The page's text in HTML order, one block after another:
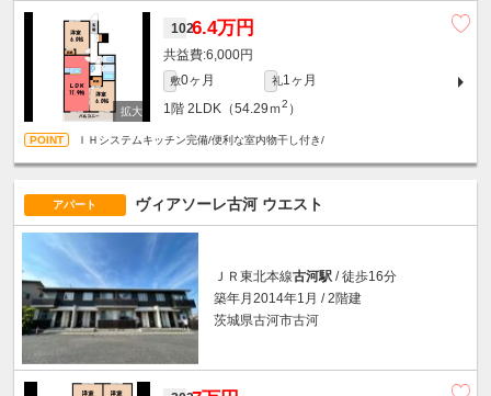
1026.4万円
6,000円
敷0ヶ月 礼1ヶ月
1階 2LDK（54.29ｍ2 ）
ＩＨシステムキッチン完備/便利な室内物干し付き/
アパート ヴィアソーレ古河 ウエスト
ＪＲ東北本線古河駅 / 徒歩16分
築年月2014年1月 / 2階建
茨城県古河市古河